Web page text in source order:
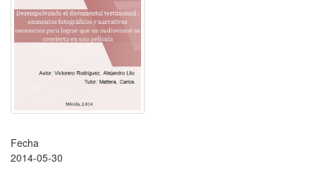
Fecha
2014-05-30